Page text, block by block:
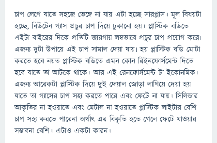
চাপ লেগে যাতে সহজে ভেঙ্গে না যায় এটা হচ্ছে সারপ্লাস। মূল বিষয়টা
হচ্ছে, বিউটেন গ্যাস প্রচুর চাপ দিয়ে ঢুকানো হয়। প্লাস্টিক বডিতে
এইটা বাইরের দিকে প্রতিটি জায়গায় লম্বভাবে প্রচুর চাপ প্রয়োগ করে৷
এজন্য দুটা উপায়ে এই চাপ সামাল দেয়া যায়৷ হয় প্লাস্টিক বডি মোটা
করতে হবে নয়ত প্লাস্টিক বডিতে এমন কোন রিইনফোর্সমেন্ট দিতে
হবে যাতে তা আটকে থাকে। আর এই রেনফোর্সমেন্ট টা ইকোনমিক।
এজন্য আরেকটা প্লাস্টিক দিয়ে দুই দেয়াল জোড়া লাগিয়ে দেয়া হয়
যাতে তা গ্যাসের চাপ সহ্য করতে পারে এবং ফেটে না যায়। সিলিন্ডার
আকৃতির না হওয়াতে এবং মেটাল না হওয়াতে প্লাস্টিক লাইটার বেশি
চাপ সহ্য করতে পারেনা অর্থাৎ এর বিকৃতি হতে গেলে ফেটে যাওয়ার
সম্ভাবনা বেশি। এটাও একটা কারন।